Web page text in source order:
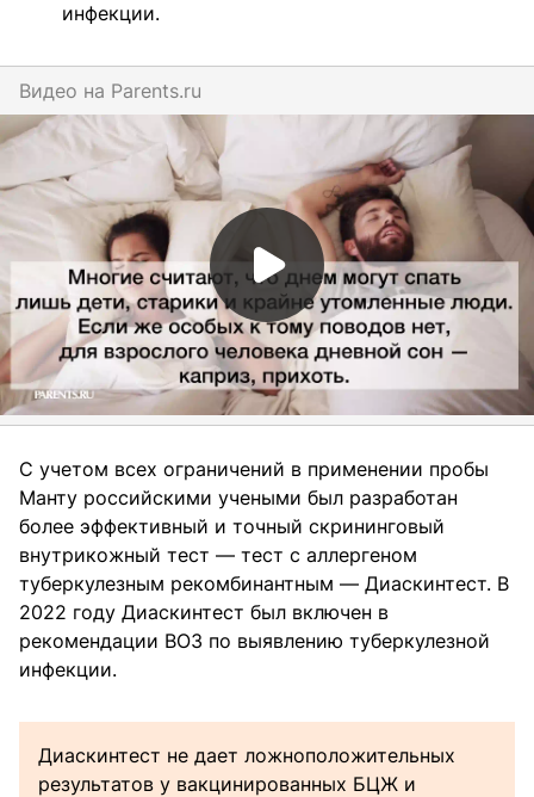
инфекции.
Видео на parents.ru
С учетом всех ограничений в применении пробы
Манту российскими учеными был разработан
более эффективный и точный скрининговый
внутрикожный тест — тест с аллергеном
туберкулезным рекомбинантным — Диаскинтест. В
2022 году Диаскинтест был включен в
рекомендации ВОЗ по выявлению туберкулезной
инфекции.
Диаскинтест не дает ложноположительных
результатов у вакцинированных БЦЖ и